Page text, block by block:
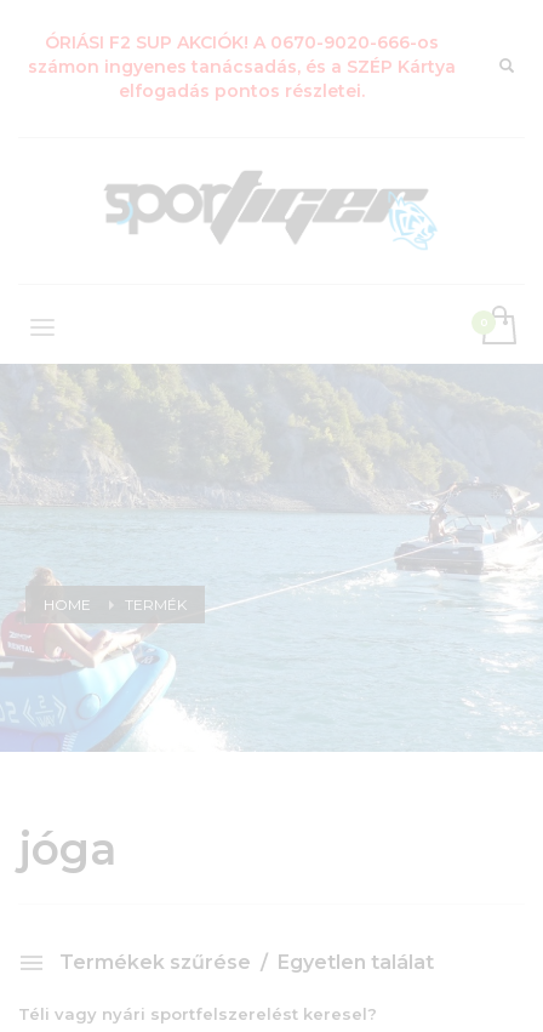
ÓRIÁSI F2 SUP AKCIÓK! A 0670-9020-666-os
számon ingyenes tanácsadás, és a SZÉP Kártya
elfogadás pontos részletei.
HOME TERMÉK
jóga
Termékek szűrése Egyetlen találat
Téli vagy nyári sportfelszerelést keresel?